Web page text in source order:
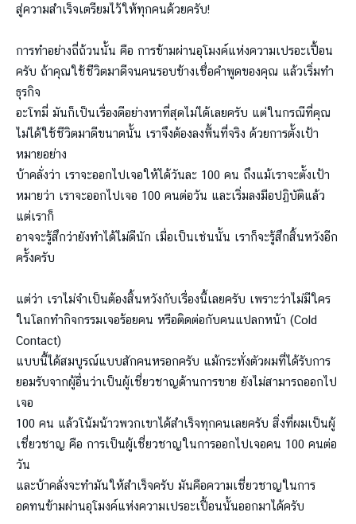
สู่ความสำเร็จเตรียมไว้ให้ทุกคนด้วยครับ!
การทำอย่างถี่ถ้วนนั้น คือ การข้ามผ่านอุโมงค์แห่งความเปรอะเปื้อน
ครับ ถ้าคุณใช้ชีวิตมาดีจนคนรอบข้างเชื่อคำพูดของคุณ แล้วเริ่มทำ
ธุรกิจ
อะโทมี่ มันก็เป็นเรื่องดีอย่างหาที่สุดไม่ได้เลยครับ แต่ในกรณีที่คุณ
ไม่ได้ใช้ชีวิตมาดีขนาดนั้น เราจึงต้องลงพื้นที่จริง ด้วยการตั้งเป้า
หมายอย่าง
บ้าคลั่งว่า เราจะออกไปเจอให้ได้วันละ 100 คน ถึงแม้เราจะตั้งเป้า
หมายว่า เราจะออกไปเจอ 100 คนต่อวัน และเริ่มลงมือปฏิบัติแล้ว
แต่เราก็
อาจจะรู้สึกว่ายังทำได้ไม่ดีนัก เมื่อเป็นเช่นนั้น เราก็จะรู้สึกสิ้นหวังอีก
ครั้งครับ
แต่ว่า เราไม่จำเป็นต้องสิ้นหวังกับเรื่องนี้เลยครับ เพราะว่าไม่มีใคร
ในโลกทำกิจกรรมเจอร้อยคน หรือติดต่อกับคนแปลกหน้า (Cold
Contact)
แบบนี้ได้สมบูรณ์แบบสักคนหรอกครับ แม้กระทั่งตัวผมที่ได้รับการ
ยอมรับจากผู้อื่นว่าเป็นผู้เชี่ยวชาญด้านการขาย ยังไม่สามารถออกไป
เจอ
100 คน แล้วโน้มน้าวพวกเขาได้สำเร็จทุกคนเลยครับ สิ่งที่ผมเป็นผู้
เชี่ยวชาญ คือ การเป็นผู้เชี่ยวชาญในการออกไปเจอคน 100 คนต่อ
วัน
และบ้าคลั่งจะทำมันให้สำเร็จครับ มันคือความเชี่ยวชาญในการ
อดทนข้ามผ่านอุโมงค์แห่งความเปรอะเปื้อนนั้นออกมาได้ครับ